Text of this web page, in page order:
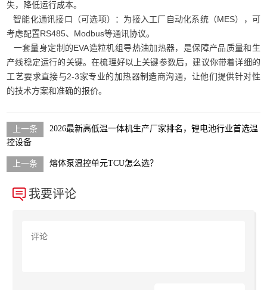
失，降低运行成本。
智能化通讯接口（可选项）：为接入工厂自动化系统（MES），可
考虑配置RS485、Modbus等通讯协议。
一套量身定制的EVA造粒机组导热油加热器，是保障产品质量和生
产线稳定运行的关键。在梳理好以上关键参数后，建议你带着详细的
工艺要求直接与2-3家专业的加热器制造商沟通，让他们提供针对性
的技术方案和准确的报价。
2026最新高低温一体机生产厂家排名，锂电池行业首选温
控设备
熔体泵温控单元TCU怎么选？
我要评论